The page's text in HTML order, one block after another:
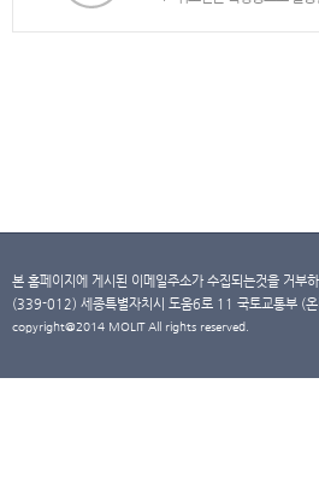
본 홈페이지에 게시된 이메일주소가 수집되는것을 거부
(339-012) 세종특별자치시 도움6로 11 국토교통부
copyright@2014 MOLIT All rights reserved.